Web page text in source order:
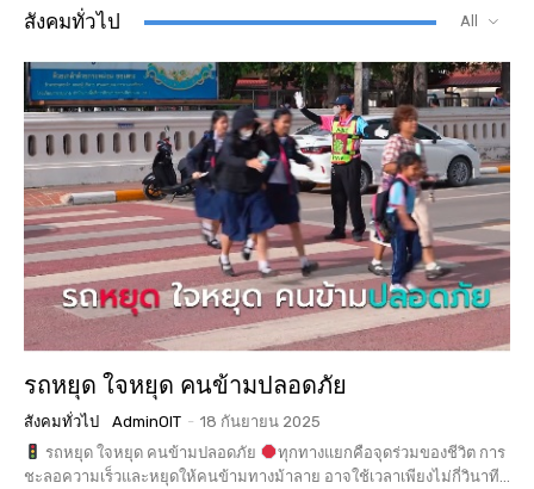
สังคมทั่วไป All
รถหยุด ใจหยุด คนข้ามปลอดภัย
สังคมทั่วไป AdminOIT - 18 กันยายน 2025
รถหยุด ใจหยุด คนข้ามปลอดภัย
ทุกทางแยกคือจุดร่วมของชีวิต การ
ชะลอความเร็วและหยุดให้คนข้ามทางม้าลาย อาจใช้เวลาเพียงไม่กี่วินาที...